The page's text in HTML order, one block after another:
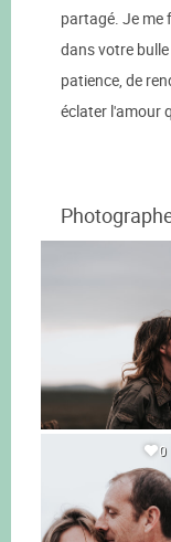
partagé. Je me
dans votre
patience, de
éclater l'amour
0